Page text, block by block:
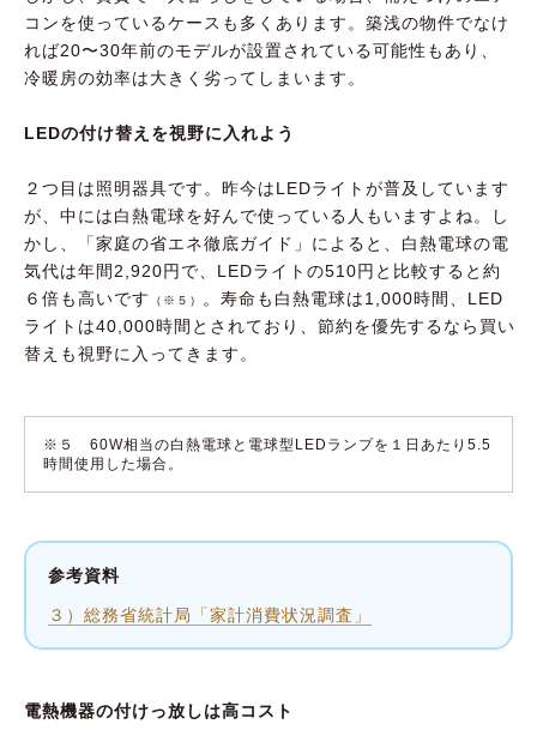
コンを使っているケースも多くあります。築浅の物件でなけ
れば20〜30年前のモデルが設置されている可能性もあり、
冷暖房の効率は大きく劣ってしまいます。
LEDの付け替えを視野に入れよう
２つ目は照明器具です。昨今はLEDライトが普及しています
が、中には白熱電球を好んで使っている人もいますよね。し
かし、「家庭の省エネ徹底ガイド」によると、白熱電球の電
気代は年間2,920円で、LEDライトの510円と比較すると約
６倍も高いです
（※５）
。寿命も白熱電球は1,000時間、LED
ライトは40,000時間とされており、節約を優先するなら買い
替えも視野に入ってきます。
※５ 60W相当の白熱電球と電球型LEDランプを１日あたり5.5
時間使用した場合。
参考資料
３）総務省統計局「家計消費状況調査」
電熱機器の付けっ放しは高コスト